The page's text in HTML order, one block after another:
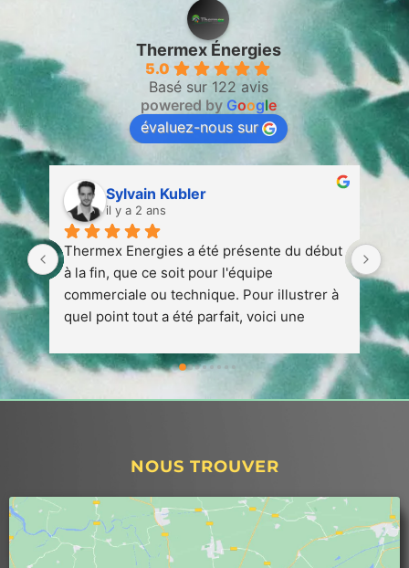
Thermex Énergies
5.0
Basé sur 122 avis
powered by Google
évaluez-nous sur
à
Sylvain Kubler
il y a 2 ans
Thermex Energies a été présente du début
à la fin, que ce soit pour l'équipe
commerciale ou technique. Pour illustrer à
quel point tout a été parfait, voici une
contrat avec Thermex en août 2023 en vue
de l'installation d'une pompe à chaleur
prévue pour avril/mai 2024.1. Début
(intoxication au monoxyde) nécessitant
chauffage et d'eau chaude pendant plus de
2 mois. Dès le début, Thermex s'est
montrée disponible en proposant de nous
NOUS TROUVER